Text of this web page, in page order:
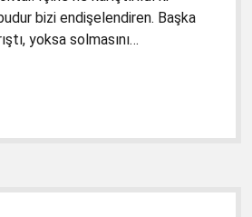
bizi endişelendiren. Başka
yoksa solmasını…